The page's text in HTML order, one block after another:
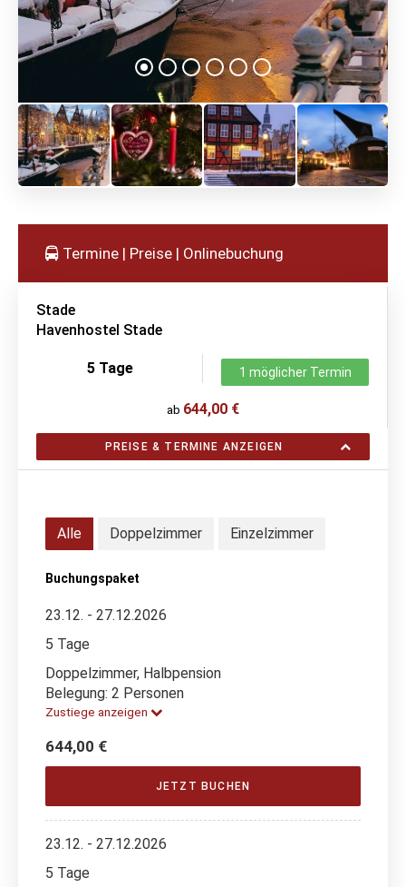
Termine | Preise | Onlinebuchung
Stade
Havenhostel Stade
5 Tage 1 möglicher Termin
ab 644,00 €
PREISE & TERMINE ANZEIGEN
Alle Doppelzimmer Einzelzimmer
Buchungspaket
23.12. - 27.12.2026
5 Tage
Doppelzimmer, Halbpension
Belegung: 2 Personen
Zustiege anzeigen
644,00 €
JETZT BUCHEN
23.12. - 27.12.2026
5 Tage